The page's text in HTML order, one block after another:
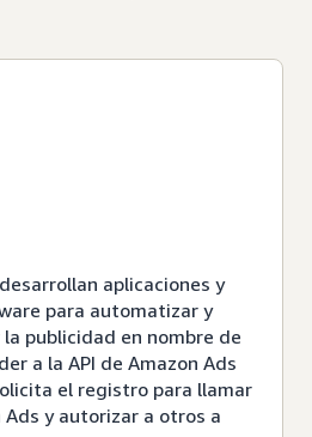
aplicaciones y
para automatizar y
publicidad en nombre de
a la API de Amazon Ads
el registro para llamar
Ads y autorizar a otros a